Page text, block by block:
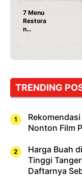
TRENDING
Nonton Film
Harga Buah
Tinggi
Daftarnya